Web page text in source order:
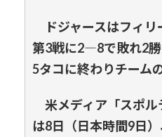
ドジャースはフィリ
第3戦に2―8で敗れ2
5タコに終わりチーム
米メディア「スポル
は8日（日本時間9日